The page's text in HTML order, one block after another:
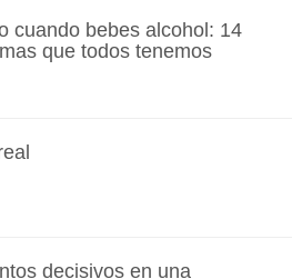
cuando bebes alcohol: 14
que todos tenemos
decisivos en una